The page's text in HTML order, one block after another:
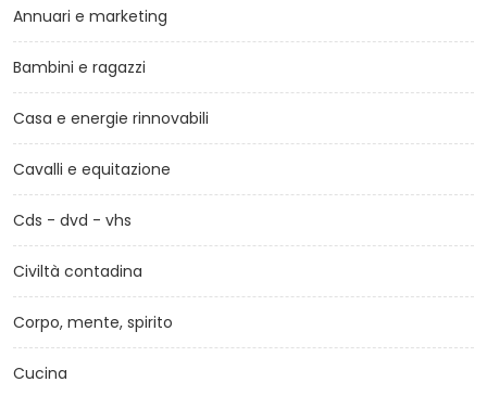
Annuari e marketing
Bambini e ragazzi
Casa e energie rinnovabili
Cavalli e equitazione
Cds - dvd - vhs
Civiltà contadina
Corpo, mente, spirito
Cucina